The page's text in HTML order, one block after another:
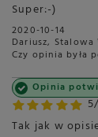
Super:-)
2020-10-14
Dariusz, Stalowa
Czy opinia była
Opinia
Tak jak w